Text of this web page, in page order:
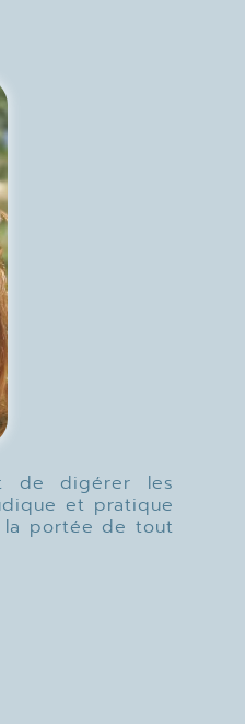
de digérer les
et pratique
la portée de tout